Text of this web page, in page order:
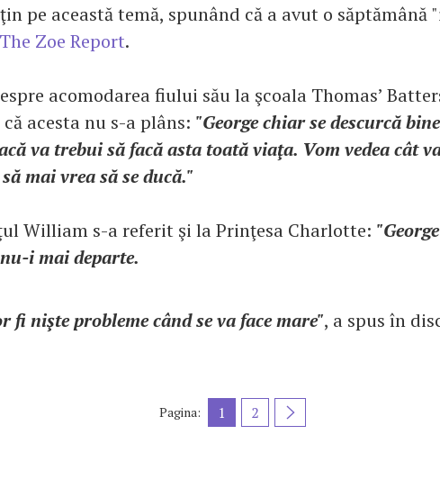
pe această temă, spunând că a avut o săptămână
The Zoe Report.
acomodarea fiului său la şcoala Thomas’
acesta nu s-a plâns: "George chiar se descurcă
va trebui să facă asta toată viaţa. Vom vedea cât
mai vrea să se ducă."
William s-a referit şi la Prinţesa Charlotte:
i mai departe.
fi nişte probleme când se va face mare", a spus în
Pagina: 1 2